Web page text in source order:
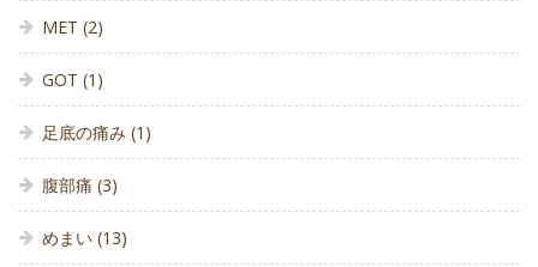
MET (2)
GOT (1)
足底の痛み (1)
腹部痛 (3)
めまい (13)